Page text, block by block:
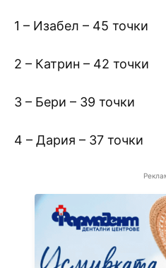
1 – Изабел – 45 точки
2 – Катрин – 42 точки
3 – Бери – 39 точки
4 – Дария – 37 точки